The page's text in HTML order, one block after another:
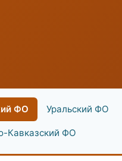
ФО Уральский ФО
Кавказский ФО